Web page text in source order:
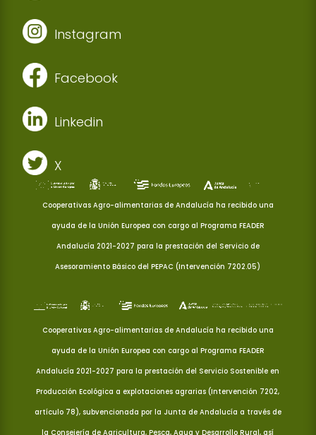
Instagram
Facebook
Linkedin
X
Cooperativas Agro-alimentarias de Andalucía ha recibido una
ayuda de la Unión Europea con cargo al Programa FEADER
Andalucía 2021-2027 para la prestación del Servicio de
Asesoramiento Básico del PEPAC (Intervención 7202.05)
Cooperativas Agro-alimentarias de Andalucía ha recibido una
ayuda de la Unión Europea con cargo al Programa FEADER
Andalucía 2021-2027 para la prestación del Servicio Sostenible en
Producción Ecológica a explotaciones agrarias (Intervención 7202,
artículo 78), subvencionada por la Junta de Andalucía a través de
la Consejería de Agricultura, Pesca, Agua y Desarrollo Rural, así